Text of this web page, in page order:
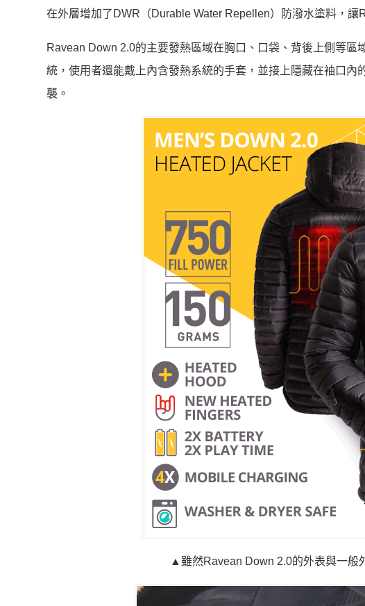
在外層增加了DWR（Durable Water Repellen）防潑水塗料，讓
Ravean Down 2.0的主要發熱區域在胸口、口袋、背後上側等
統，使用者還能戴上內含發熱系統的手套，並接上隱藏在袖口
襲。
▲雖然Ravean Down 2.0的外表與一般